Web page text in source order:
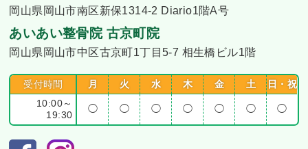
岡山県岡山市南区新保1314-2 Diario1階A号
あいあい整骨院 古京町院
岡山県岡山市中区古京町1丁目5-7 相生橋ビル1階
受付時間 月 火 水 木 金 土
日・祝
10:00～
19:30
◯ ◯ ◯ ◯ ◯ ◯ ◯